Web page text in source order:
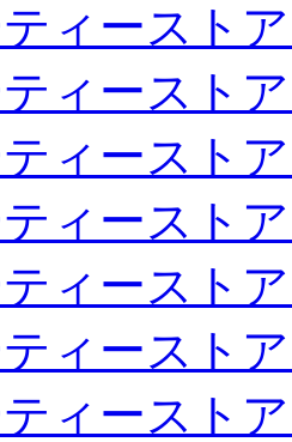
ィースト
ィースト
ィースト
ィースト
ィースト
ィースト
ィースト